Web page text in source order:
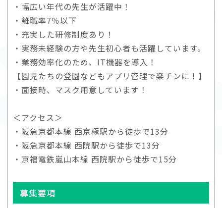
・幅広い年代の先生が活躍中！
・離職率7％以下
・充実した研修制度あり！
・実務未経験の方や先生初心者も活躍しています。
・業務効率化のため、IT機器を導入！
【園児たちの登園などもアプリ管理で楽チンに！】
・面接時、マスク用意しています！
＜アクセス＞
・阪急京都本線 西京極駅から徒歩で13分
・阪急京都本線 西院駅から徒歩で13分
・京福電鉄嵐山本線 西院駅から徒歩で15分
募集要項